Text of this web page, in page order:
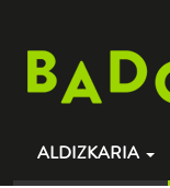
ALDIZKARIA